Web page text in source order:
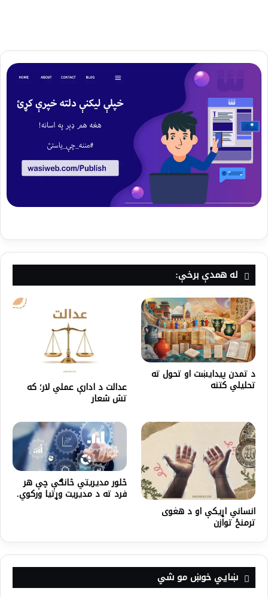
له همدې برخې:
د تمدن پیدایښت او تحول ته
تحلیلي کتنه عدالت د ادارې عملي لار؛ که
تش شعار
انساني اړیکې او د هغوی
ترمنځ توازن
څلور مدیریتي څانګې چې هر
فرد ته د مدیریت وړتیا ورکوي.
ښايي خوښ مو شي